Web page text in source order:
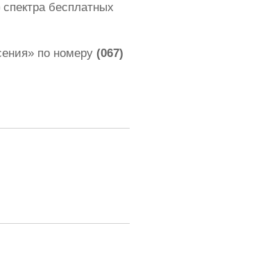
бесплатных
по номеру (067)